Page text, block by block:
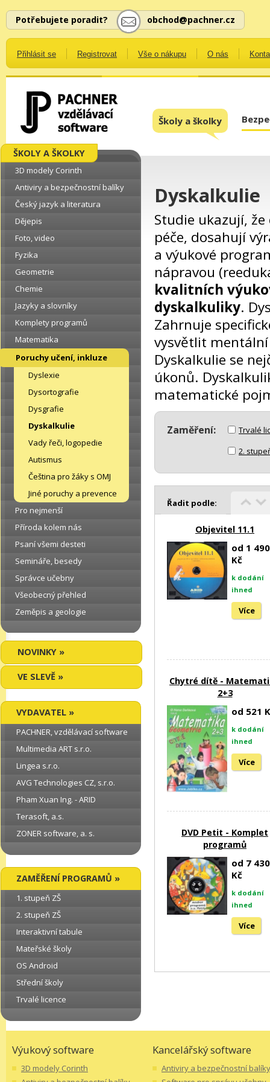
Přihlásit se Registrovat Vše o nákupu O nás
Potřebujete poradit? obchod@pachner.cz
Školy a školky
Dyskalkulie
Studie ukazují,
péče, dosahují
a výukové
nápravou
kvalitních
dyskalkuliky.
Zahrnuje
vysvětlit
Dyskalkulie se
úkonů.
matematické
Zaměření:
Trvalé
2.
Řadit podle:
Objevitel 11.1
od 1 490
Kč
k dodání
ihned
Více
Chytré dítě -
2+3
od 521
k dodání
ihned
Více
DVD Petit - Komplet
programů
od 7 430
Kč
k dodání
ihned
Více
ŠKOLY A ŠKOLKY
3D modely Corinth
Antiviry a bezpečnostní balíky
Český jazyk a literatura
Dějepis
Foto, video
Fyzika
Geometrie
Chemie
Jazyky a slovníky
Komplety programů
Matematika
Poruchy učení, inkluze
Dyslexie
Dysortografie
Dysgrafie
Dyskalkulie
Vady řeči, logopedie
Autismus
Čeština pro žáky s OMJ
Jiné poruchy a prevence
Pro nejmenší
Příroda kolem nás
Psaní všemi desteti
Semináře, besedy
Správce učebny
Všeobecný přehled
Zeměpis a geologie
NOVINKY »
VE SLEVĚ »
VYDAVATEL »
PACHNER, vzdělávací software
Multimedia ART s.r.o.
Lingea s.r.o.
AVG Technologies CZ, s.r.o.
Pham Xuan Ing. - ARID
Terasoft, a.s.
ZONER software, a. s.
ZAMĚŘENÍ PROGRAMŮ »
1. stupeň ZŠ
2. stupeň ZŠ
Interaktivní tabule
Mateřské školy
OS Android
Střední školy
Trvalé licence
Výukový software
3D modely Corinth
Kancelářský software
Antiviry a bezpečnostní balíky